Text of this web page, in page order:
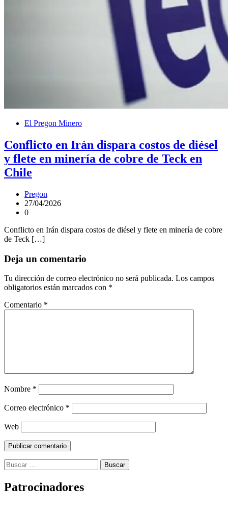
El Pregon Minero
Conflicto en Irán dispara costos de diésel
y flete en minería de cobre de Teck en
Chile
Pregon
27/04/2026
0
Conflicto en Irán dispara costos de diésel y flete en minería de cobre
de Teck […]
Deja un comentario
Tu dirección de correo electrónico no será publicada. Los campos
obligatorios están marcados con *
Comentario *
Nombre *
Correo electrónico *
Web
Buscar:
Patrocinadores